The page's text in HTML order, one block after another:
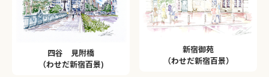
四谷 見附橋
（わせだ新宿百景)
新宿御苑
（わせだ新宿百景）